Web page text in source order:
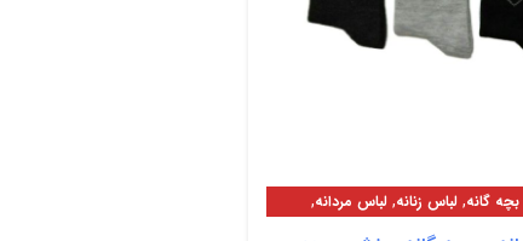
گانه, لباس زنانه, لباس مردانه,
معرفی محصولات